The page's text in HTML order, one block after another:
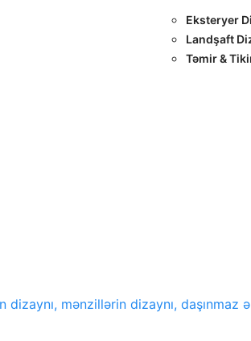
Eksteryer
Landşaft
Təmir &
mənzillərin dizaynı, daşınmaz